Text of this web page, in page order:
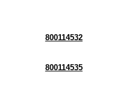
800114532
800114535